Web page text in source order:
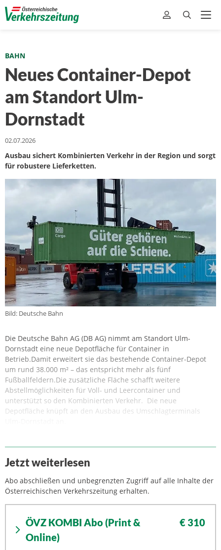
BAHN
Neues Container-Depot
am Standort Ulm-
Dornstadt
02.07.2026
Ausbau sichert Kombinierten Verkehr in der Region und sorgt
für robustere Lieferketten.
Bild: Deutsche Bahn
Die Deutsche Bahn AG (DB AG) nimmt am Standort Ulm-
Dornstadt eine neue Depotfläche für Container in
Betrieb.Damit erweitert sie das bestehende Container-Depot
um rund 38.000 m² – das entspricht mehr als fünf
Fußballfeldern.Die zusätzliche Fläche schafft weitere
Abstellmöglichkeiten für Voll- und Leercontainer und
unterstützt so den Kombinierten Verkehr. Die neue
Depotfläche knüpft an den Ausbau des Umschlagterminals
Jetzt weiterlesen
Abo abschließen und unbegrenzten Zugriff auf alle Inhalte der
Österreichischen Verkehrszeitung erhalten.
ÖVZ KOMBI Abo (Print &
Online)
€ 310